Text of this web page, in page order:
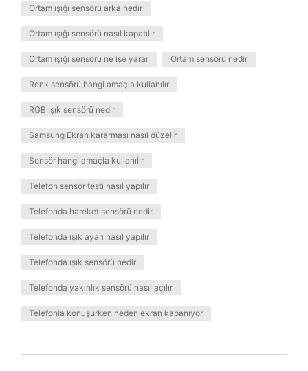
Ortam ışığı sensörü arka nedir
Ortam ışığı sensörü nasıl kapatılır
Ortam ışığı sensörü ne işe yarar Ortam sensörü nedir
Renk sensörü hangi amaçla kullanılır
RGB ışık sensörü nedir
Samsung Ekran kararması nasıl düzelir
Sensör hangi amaçla kullanılır
Telefon sensör testi nasıl yapılır
Telefonda hareket sensörü nedir
Telefonda ışık ayarı nasıl yapılır
Telefonda ışık sensörü nedir
Telefonda yakınlık sensörü nasıl açılır
Telefonla konuşurken neden ekran kapanıyor